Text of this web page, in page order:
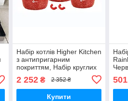
Набір котлів Higher Kitchen
з антипригарним
покриттям, Набір круглих
каструль із кришками, HK-
325 Червоний
2 252₴ 2 352 ₴
Купити
501